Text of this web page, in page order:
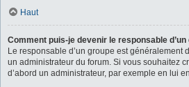
Haut
Comment puis-je devenir le responsable d’un
Le responsable d’un groupe est généralement
un administrateur du forum. Si vous souhaitez
d’abord un administrateur, par exemple en lui